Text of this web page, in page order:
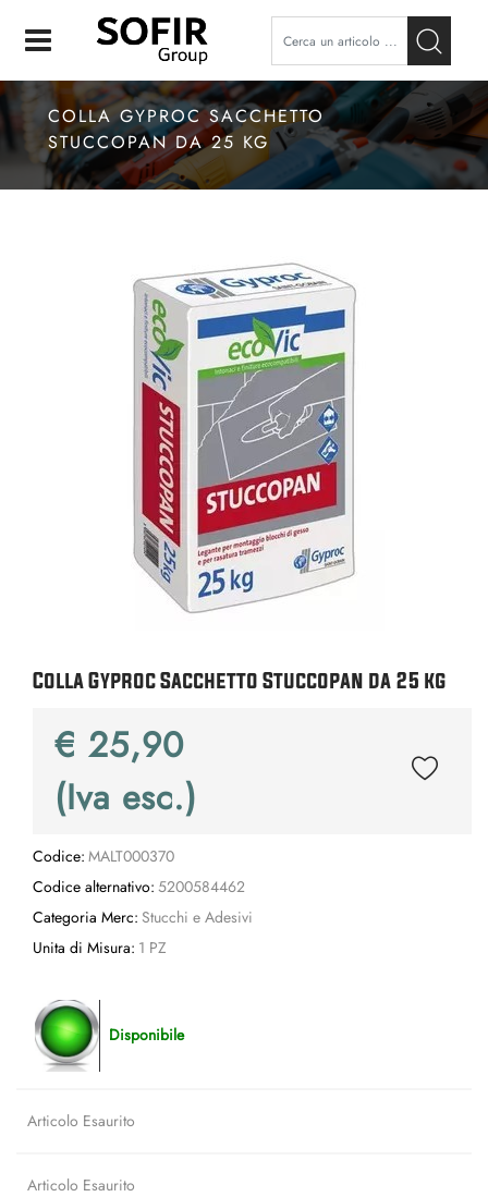
COLLA GYPROC SACCHETTO
STUCCOPAN DA 25 KG
Colla Gyproc Sacchetto Stuccopan da 25 kg
€ 25,90
(Iva esc.)
Codice: MALT000370
Codice alternativo: 5200584462
Categoria Merc: Stucchi e Adesivi
Unita di Misura: 1 PZ
Disponibile
Articolo Esaurito
Articolo Esaurito